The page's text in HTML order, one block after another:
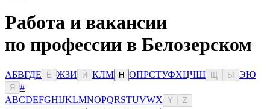
Работа и вакансии
по профессии в Белозерском
АБВГДЕ Ё ЖЗИ Й КЛМ Н ОПРСТУФХЦЧШ Ы ЭЮ
Я
#
ABCDEFGHIJKLMNOPQRSTUVWX Y Z